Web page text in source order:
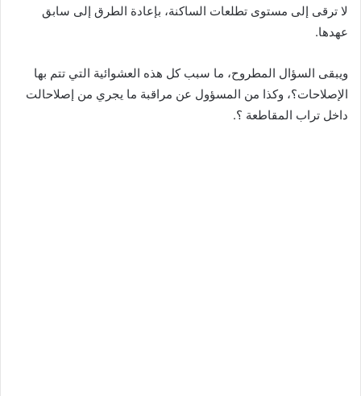
لا ترقى إلى مستوى تطلعات الساكنة، بإعادة الطرق إلى سابق
عهدها.
ويبقى السؤال المطروح، ما سبب كل هذه العشوائية التي تتم بها
الإصلاحات؟، وكذا من المسؤول عن مراقبة ما يجري من إصلاحالت
داخل تراب المقاطعة ؟.